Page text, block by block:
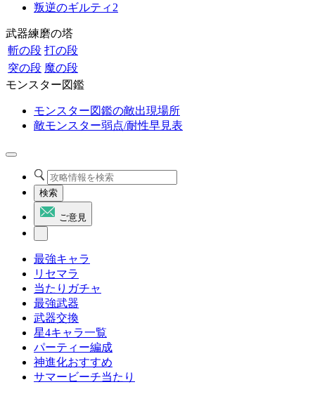
叛逆のギルティ2
武器練磨の塔
斬の段 打の段
突の段 魔の段
モンスター図鑑
モンスター図鑑の敵出現場所
敵モンスター弱点/耐性早見表
検索
ご意見
最強キャラ
リセマラ
当たりガチャ
最強武器
武器交換
星4キャラ一覧
パーティー編成
神進化おすすめ
サマービーチ当たり